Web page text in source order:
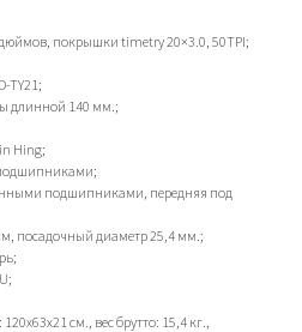
покрышки timetry 20×3.0, 50TPI;
TY21;
длинной 140 мм.;
Hing;
подшипниками, передняя под
посадочный диаметр 25,4 мм.;
см., вес брутто: 15,4 кг.,